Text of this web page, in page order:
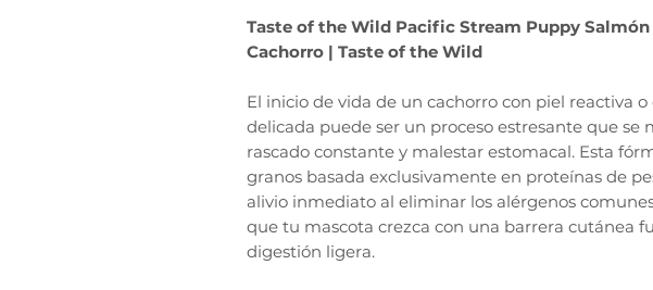
Taste of the Wild Pacific Stream Puppy
Cachorro | Taste of the Wild
El inicio de vida de un cachorro con piel reactiva
delicada puede ser un proceso estresante que se
rascado constante y malestar estomacal. Esta
granos basada exclusivamente en proteínas de
alivio inmediato al eliminar los alérgenos
que tu mascota crezca con una barrera cutánea
digestión ligera.